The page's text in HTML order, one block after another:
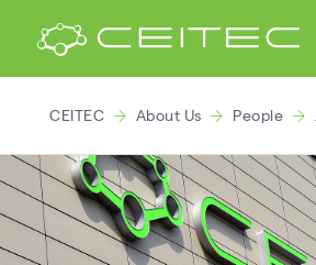
CEITEC About Us People